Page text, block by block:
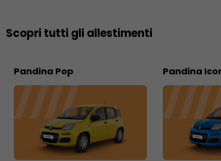
Scopri tutti gli allestimenti
Pandina Pop Pandina